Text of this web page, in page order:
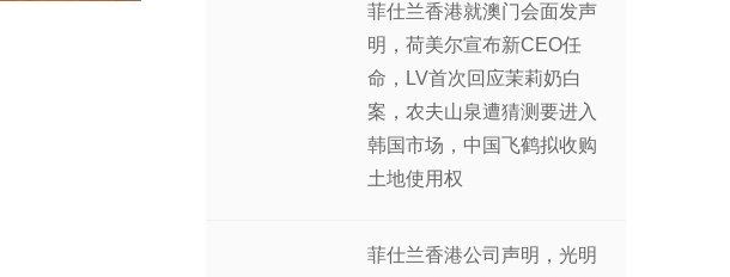
菲仕兰香港就澳门会面发声
明，荷美尔宣布新CEO任
命，LV首次回应茉莉奶白
案，农夫山泉遭猜测要进入
韩国市场，中国飞鹤拟收购
土地使用权
菲仕兰香港公司声明，光明